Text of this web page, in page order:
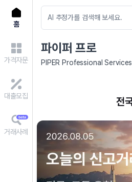
홈
가격자문
대출모집
거래사례
파이퍼 프로
PIPER Professional Services